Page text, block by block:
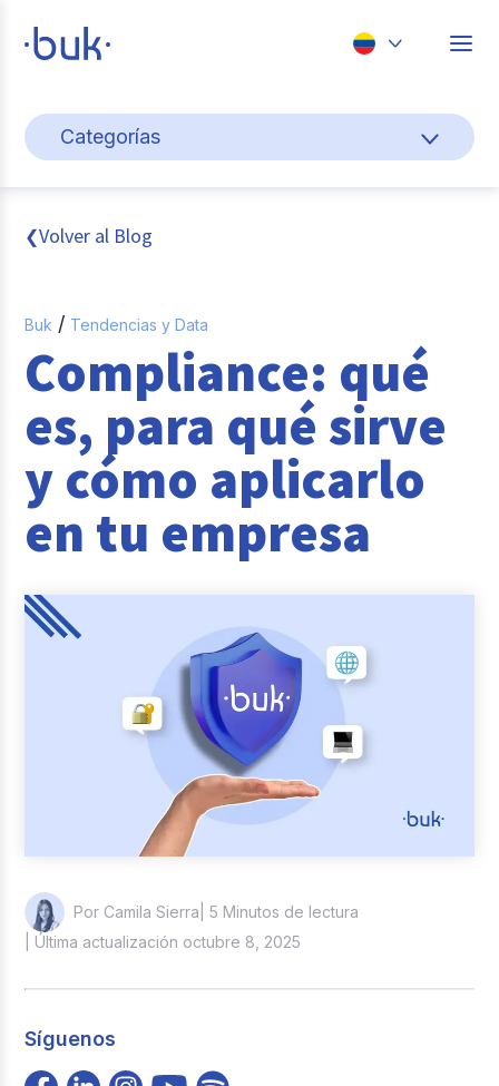
Perú
Categorías
Cultura y bienestar laboral
Gestión de personas
Pago de nómina
Buk
Transformación digital
Tendencias y Data
Reclutamiento y Selección
Columna del Experto
Entrevistas
❮Volver al Blog
Buk / Tendencias y Data
Compliance: qué
es, para qué sirve
y cómo aplicarlo
en tu empresa
Por Camila Sierra | 5 Minutos de lectura
| Última actualización octubre 8, 2025
Síguenos